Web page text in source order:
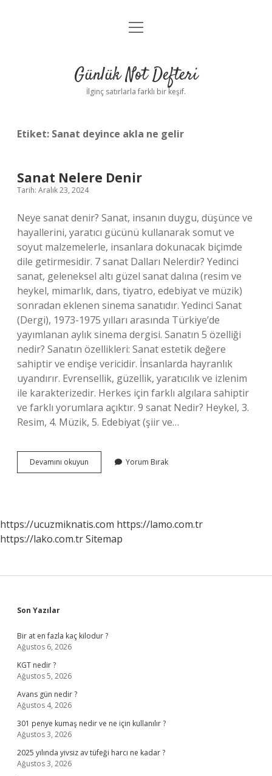
Anasayfa
Yasal Uyarı
menüyü
Günlük Not Defteri
İlginç satırlarla farklı bir keşif.
Etiket: Sanat deyince akla ne gelir
Sanat Nelere Denir
Tarih: Aralık 23, 2024
Neye sanat denir? Sanat, insanın duygu, düşünce ve
hayallerini, yaratıcı gücünü kullanarak somut ve
soyut malzemelerle, insanlara dokunacak biçimde
dile getirmesidir. 7 sanat Dalları Nelerdir? Yedinci
sanat, geleneksel altı güzel sanat dalına (resim ve
heykel, mimarlık, dans, tiyatro, edebiyat ve müzik)
sonradan eklenen sinema sanatıdır. Yedinci Sanat
(Dergi), 1973-1975 yılları arasında Türkiye’de
yayımlanan aylık sinema dergisi. Sanatın 5 özelliği
nedir? Sanatın özellikleri: Sanat estetik değere
sahiptir ve endişe vericidir. İnsanlarda hayranlık
uyandırır. Evrensellik, güzellik, yaratıcılık ve izlenim
ile karakterizedir. Herkes için farklı algılara sahiptir
ve farklı yorumlara açıktır. 9 sanat Nedir? Heykel, 3.
Resim, 4. Müzik, 5. Edebiyat (şiir ve…
Devamını okuyun
Nelere
Yorum Bırak
https://ucuzmiknatis.com https://lamo.com.tr
https://lako.com.trSitemap
Sidebar
Son Yazılar
Bir at en fazla kaç kilodur ?
Ağustos 6, 2026
KGT nedir ?
Ağustos 5, 2026
Avans gün nedir ?
Ağustos 4, 2026
301 penye kumaş nedir ve ne için kullanılır ?
Ağustos 3, 2026
2025 yılında yivsiz av tüfeği harcı ne kadar ?
Ağustos 3, 2026